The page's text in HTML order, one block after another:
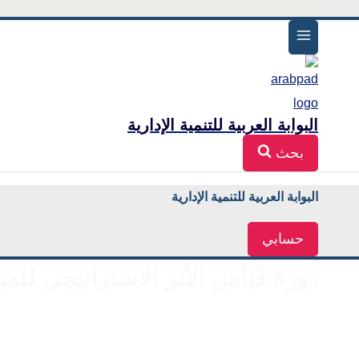
البوابة العربية للتنمية الإدارية
بحث
البوابة العربية للتنمية الإدارية
حسابي